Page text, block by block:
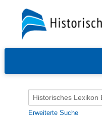
Erweiterte Suche